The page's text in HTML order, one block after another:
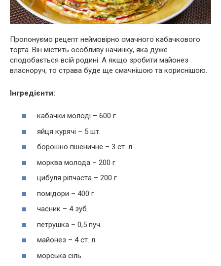
Пропонуємо рецепт неймовірно смачного кабачкового
торта. Він містить особливу начинку, яка дуже
сподобається всій родині. А якщо зробити майонез
власноруч, то страва буде ще смачнішою та кориснішою.
Інгредієнти:
кабачки молоді – 600 г
яйця курячі – 5 шт.
борошно пшеничне – 3 ст. л.
морква молода – 200 г
цибуля ріпчаста – 200 г
помідори – 400 г
часник – 4 зуб.
петрушка – 0,5 пуч.
майонез – 4 ст. л.
морська сіль